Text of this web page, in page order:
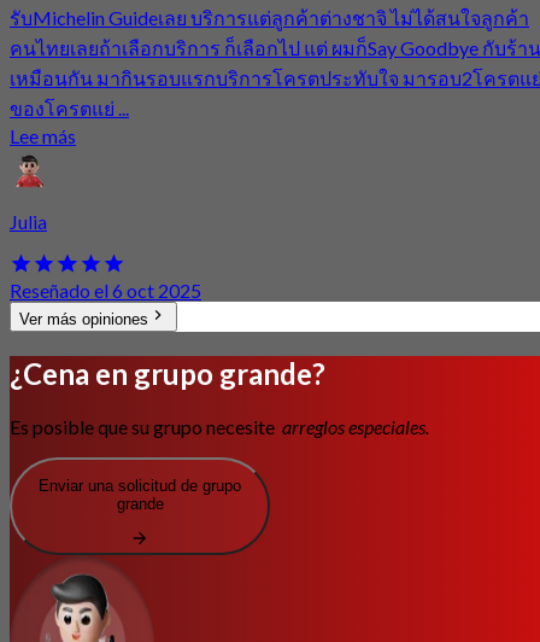
รับMichelin Guideเลย บริการแต่ลูกค้าต่างชาจิ ไม่ได้สนใจลูกค้า
คนไทยเลยถ้าเลือกบริการ ก็เลือกไป แต่ ผมก็Say Goodbye กับร้าน
เหมือนกัน มากินรอบแรกบริการโครตประทับใจ มารอบ2โครตแ
ของโครตแย่ ...
Lee más
Julia
Reseñado el 6 oct 2025
Ver más opiniones
¿Cena en grupo grande?
Es posible que su grupo necesite arreglos especiales.
Enviar una solicitud de grupo
grande